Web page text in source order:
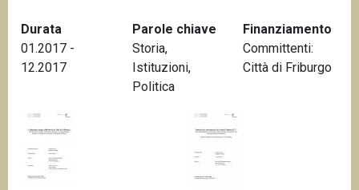
Durata
01.2017 -
12.2017
Parole chiave
Storia,
Istituzioni,
Politica
Finanziamento
Committenti:
Città di Friburgo